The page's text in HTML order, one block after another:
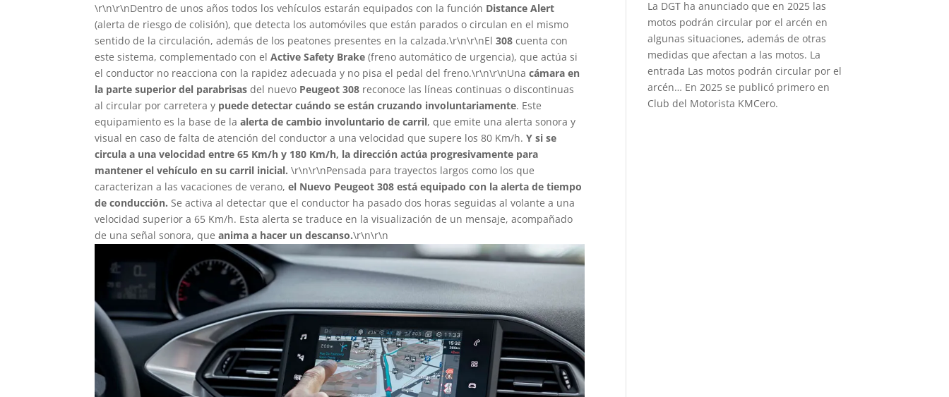
\r\n\r\nDentro de unos años todos los vehículos estarán equipados con la función Distance Alert
(alerta de riesgo de colisión), que detecta los automóviles que están parados o circulan en el mismo
sentido de la circulación, además de los peatones presentes en la calzada.\r\n\r\nEl308 cuenta con
este sistema, complementado con elActive Safety Brake (freno automático de urgencia), que actúa si
el conductor no reacciona con la rapidez adecuada y no pisa el pedal del freno.\r\n\r\nUna cámara en
la parte superior del parabrisas del nuevo Peugeot 308 reconoce las líneas continuas o discontinuas
al circular por carretera y puede detectar cuándo se están cruzando involuntariamente. Este
equipamiento es la base de laalerta de cambio involuntario de carril, que emite una alerta sonora y
visual en caso de falta de atención del conductor a una velocidad que supere los 80 Km/h. Y si se
circula a una velocidad entre 65 Km/h y 180 Km/h, la dirección actúa progresivamente para
mantener el vehículo en su carril inicial.\r\n\r\nPensada para trayectos largos como los que
caracterizan a las vacaciones de verano,el Nuevo Peugeot 308 está equipado con la alerta de tiempo
de conducción. Se activa al detectar que el conductor ha pasado dos horas seguidas al volante a una
velocidad superior a 65 Km/h. Esta alerta se traduce en la visualización de un mensaje, acompañado
de una señal sonora, que anima a hacer un descanso.\r\n\r\n
La DGT ha anunciado que en 2025 las
motos podrán circular por el arcén en
algunas situaciones, además de otras
medidas que afectan a las motos. La
entrada Las motos podrán circular por el
arcén… En 2025 se publicó primero en
Club del Motorista KMCero.